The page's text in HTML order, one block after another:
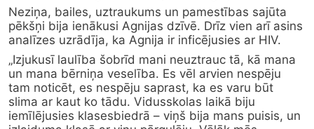
Neziņa, bailes, uztraukums un pamestības sajūta
pēkšņi bija ienākusi Agnijas dzīvē. Drīz vien arī asins
analīzes uzrādīja, ka Agnija ir inficējusies ar HIV.
„Izjukusī laulība šobrīd mani neuztrauc tā, kā mana
un mana bērniņa veselība. Es vēl arvien nespēju
tam noticēt, es nespēju saprast, ka es varu būt
slima ar kaut ko tādu. Vidusskolas laikā biju
iemīlējusies klasesbiedrā – viņš bija mans puisis, un